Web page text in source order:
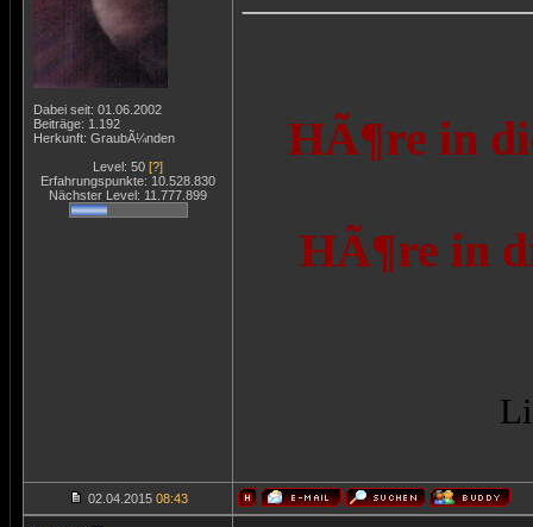
Dabei seit: 01.06.2002
Beiträge: 1.192
Herkunft: GraubÃ¼nden
Level: 50 [?]
Erfahrungspunkte: 10.528.830
Nächster Level: 11.777.899
HÃ¶re in
HÃ¶re in
02.04.2015 08:43